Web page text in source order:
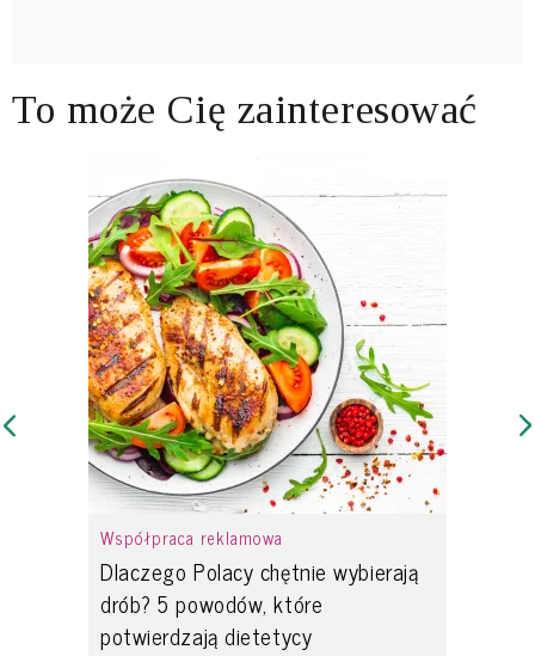
To może Cię zainteresować
Współpraca reklamowa
Dlaczego Polacy chętnie wybierają
drób? 5 powodów, które
potwierdzają dietetycy